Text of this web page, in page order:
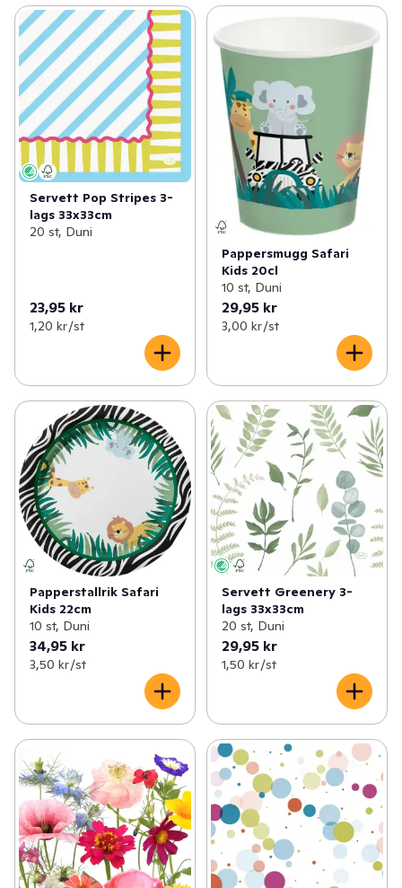
Servett Pop Stripes 3-
lags 33x33cm
20 st, Duni
23,95 kr
1,20 kr /st
Pappersmugg Safari
Kids 20cl
10 st, Duni
29,95 kr
3,00 kr /st
Papperstallrik Safari
Kids 22cm
10 st, Duni
34,95 kr
3,50 kr /st
Servett Greenery 3-
lags 33x33cm
20 st, Duni
29,95 kr
1,50 kr /st